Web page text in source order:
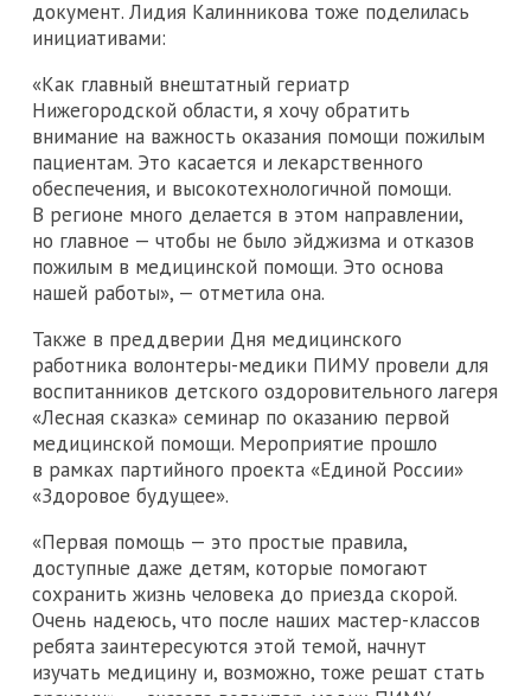
документ. Лидия Калинникова тоже поделилась
инициативами:
«Как главный внештатный гериатр
Нижегородской области, я хочу обратить
внимание на важность оказания помощи пожилым
пациентам. Это касается и лекарственного
обеспечения, и высокотехнологичной помощи.
В регионе много делается в этом направлении,
но главное — чтобы не было эйджизма и отказов
пожилым в медицинской помощи. Это основа
нашей работы», — отметила она.
Также в преддверии Дня медицинского
работника волонтеры-медики ПИМУ провели для
воспитанников детского оздоровительного лагеря
«Лесная сказка» семинар по оказанию первой
медицинской помощи. Мероприятие прошло
в рамках партийного проекта «Единой России»
«Здоровое будущее».
«Первая помощь — это простые правила,
доступные даже детям, которые помогают
сохранить жизнь человека до приезда скорой.
Очень надеюсь, что после наших мастер-классов
ребята заинтересуются этой темой, начнут
изучать медицину и, возможно, тоже решат стать